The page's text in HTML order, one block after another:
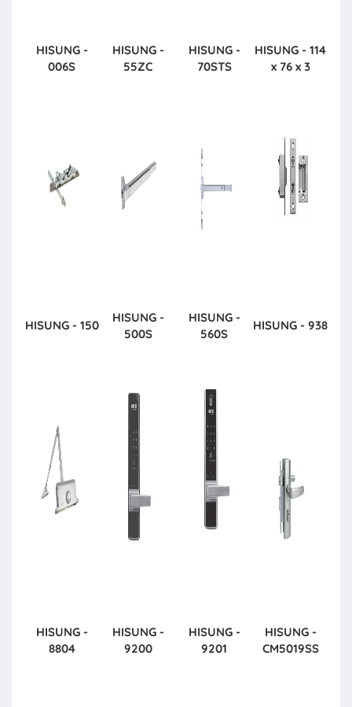
HISUNG -
006S
HISUNG -
55ZC
HISUNG -
70STS
HISUNG - 114
x 76 x 3
HISUNG - 150
HISUNG -
500S
HISUNG -
560S
HISUNG - 938
HISUNG -
8804
HISUNG -
9200
HISUNG -
9201
HISUNG -
CM5019SS